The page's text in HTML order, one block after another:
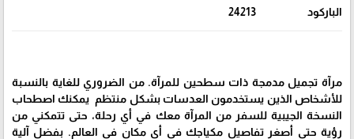
الباركود 24213
مرآة تجميل مدمجة ذات سطحين للمرآة. من الضروري للغاية بالنسبة
للأشخاص الذين يستخدمون العدسات بشكل منتظم يمكنك اصطحاب
النسخة الجيبية للسفر من المرآة معك في أي رحلة، حتى تتمكني من
رؤية حتى أصغر تفاصيل مكياجك في أي مكان في العالم. بفضل آلية